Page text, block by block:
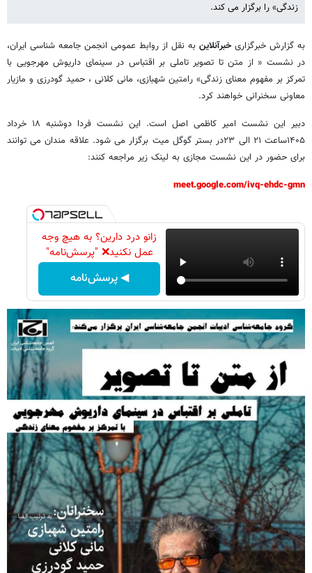
زندگی» را برگزار می کند.
به گزارش خبرگزاریخبرآنلاین به نقل از روابط عمومی انجمن جامعه شناسی ایران،
در نشست « از متن تا تصویر تاملی بر اقتباس در سینمای داریوش مهرجویی با
تمرکز بر مفهوم معنای زندگی» رامتین شهبازی، مانی کلانی ، حمید گودرزی و مازیار
معاونی سخنرانی خواهند کرد.
دبیر این نشست امیر کاظمی اصل است. این نشست فردا دوشنبه ۱۸ خرداد
۱۴۰۵ساعت ۲۱ الی ۲۳در بستر گوگل میت برگزار می شود. علاقه مندان می توانند
برای حضور در این نشست مجازی به لینک زیر مراجعه کنند:
meet.google.com/ivq-ehdc-gmn
زانو درد دارین؟ به هیچ وجه
عمل نکنید❌ "پرسش‌نامه"
◀ پرسش‌نامه